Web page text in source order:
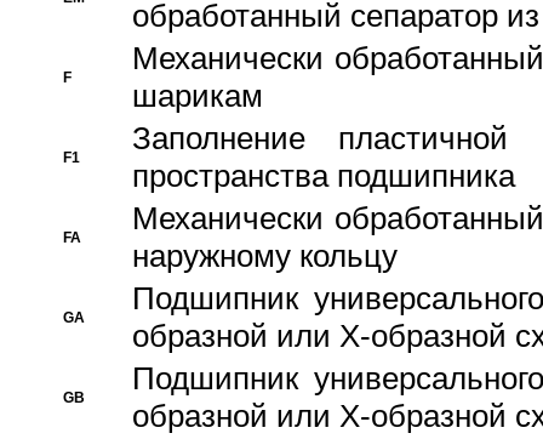
обработанный сепаратор
F
Механически
шарикам
F1
Заполнение
пространства подшипника
FA
Механически
наружному кольцу
GA
Подшипник
образной или Х-образной
GB
Подшипник
образной или Х-образной